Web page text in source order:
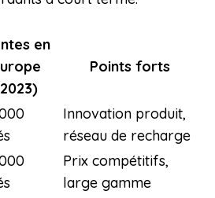
en
Points forts
Innovation produit,
réseau de recharge
Prix compétitifs,
large gamme